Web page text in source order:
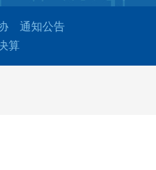
通知公告
算